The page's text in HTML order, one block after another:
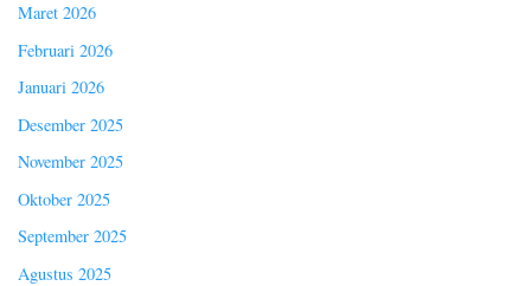
Maret 2026
Februari 2026
Januari 2026
Desember 2025
November 2025
Oktober 2025
September 2025
Agustus 2025